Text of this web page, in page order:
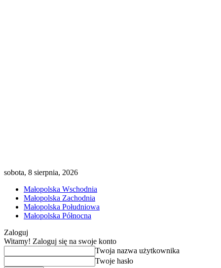
sobota, 8 sierpnia, 2026
Małopolska Wschodnia
Małopolska Zachodnia
Małopolska Południowa
Małopolska Północna
Zaloguj
Witamy! Zaloguj się na swoje konto
Twoja nazwa użytkownika
Twoje hasło